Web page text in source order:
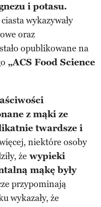
i potasu.
wykazywały
oraz
opublikowane na
„ACS Food Science
z mąki ze
twardsze i
niektóre osoby
że wypieki
mąkę były
przypominają
wykazały, że